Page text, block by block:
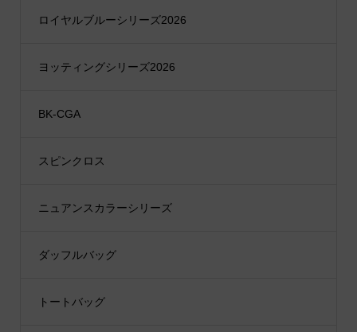
ロイヤルブルーシリーズ2026
ヨッティングシリーズ2026
BK-CGA
スピンクロス
ニュアンスカラーシリーズ
ダッフルバッグ
トートバッグ